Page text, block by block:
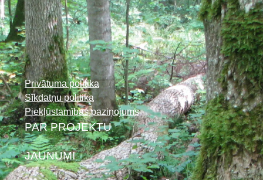
Privātuma politika
Sīkdatņu politika
Piekļūstamības paziņojums
PAR PROJEKTU
JAUNUMI